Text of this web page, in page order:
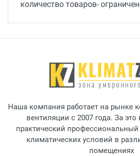
количество товаров-
Наша компания работает на рынке
вентиляции с 2007 года. За
практический
климатических условий в
помещениях